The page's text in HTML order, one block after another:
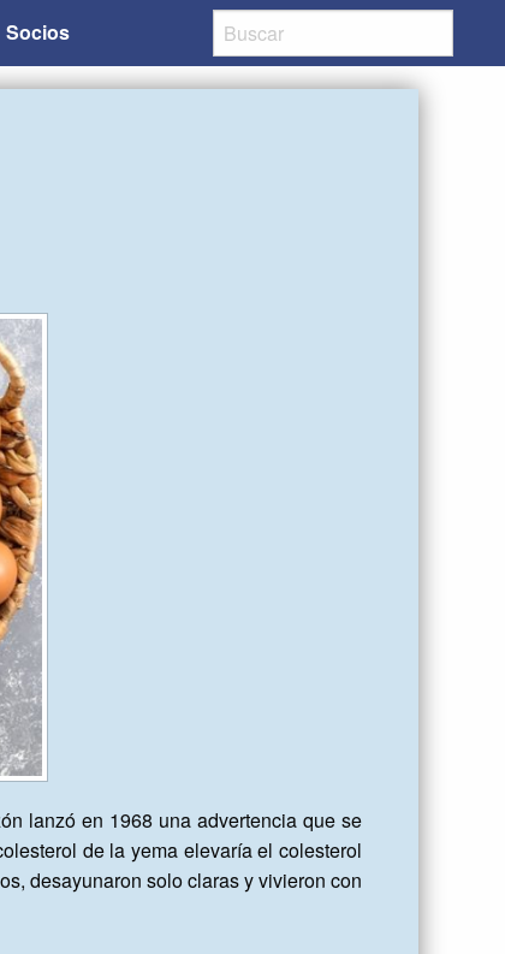
Socios
lanzó en 1968 una advertencia que se
de la yema elevaría el colesterol
desayunaron solo claras y vivieron con